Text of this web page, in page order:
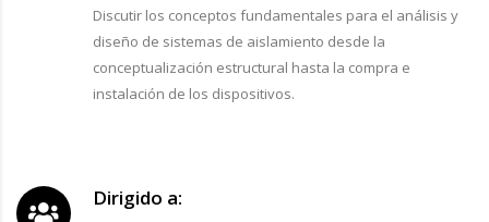
Discutir los conceptos fundamentales para el análisis y
diseño de sistemas de aislamiento desde la
conceptualización estructural hasta la compra e
instalación de los dispositivos.
Dirigido a: